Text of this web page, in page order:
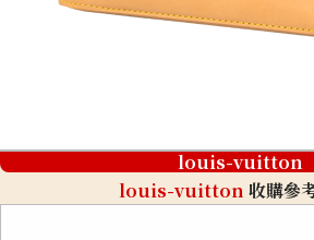
louis-vuitton
louis-vuitton 收購參